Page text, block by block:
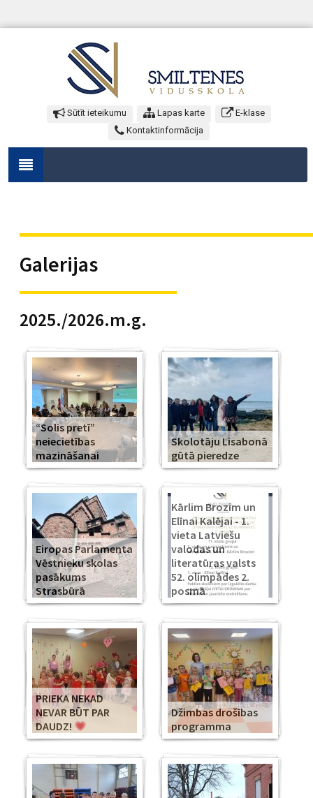
Sūtīt ieteikumu Lapas karte
E-klase
Kontaktinformācija
Galerijas
2025./2026.m.g.
“Solis pretī”
neiecietības
mazināšanai
Skolotāju Lisabonā
gūtā pieredze
Eiropas Parlamenta
Vēstnieku skolas
pasākums
Strasbūrā
Kārlim Brozim un
Elīnai Kalējai - 1.
vieta Latviešu
valodas un
literatūras valsts
52. olimpādes 2.
posmā
PRIEKA NEKAD
NEVAR BŪT PAR
DAUDZ!
Džimbas drošības
programma